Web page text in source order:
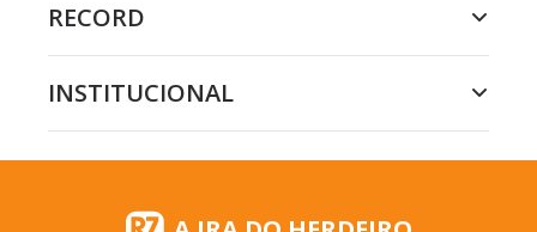
RECORD
INSTITUCIONAL